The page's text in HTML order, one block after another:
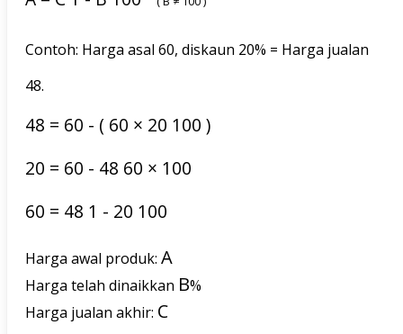
Contoh: Harga asal 60, diskaun 20% = Harga jualan
48.
48 = 60 - ( 60 × 20 100 )
20 = 60 - 48 60 × 100
60 = 48 1 - 20 100
Harga awal produk: A
Harga telah dinaikkan B%
Harga jualan akhir: C